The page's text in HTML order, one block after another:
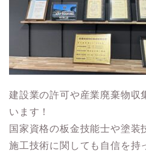
建設業の許可や産業廃棄物収
います！
国家資格の板金技能士や塗装
施工技術に関しても自信を持